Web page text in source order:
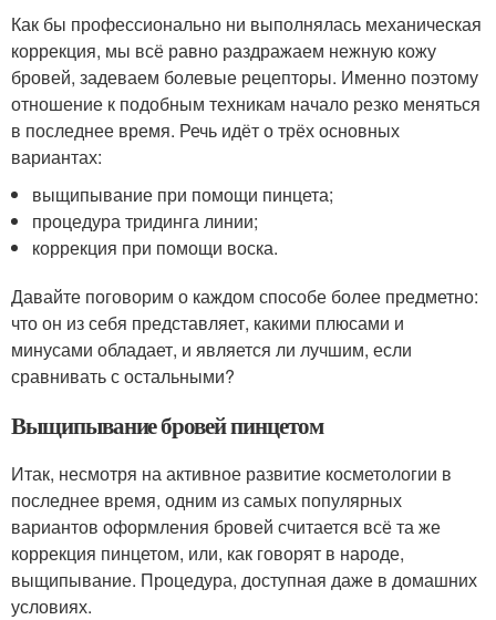
Как бы профессионально ни выполнялась механическая
коррекция, мы всё равно раздражаем нежную кожу
бровей, задеваем болевые рецепторы. Именно поэтому
отношение к подобным техникам начало резко меняться
в последнее время. Речь идёт о трёх основных
вариантах:
выщипывание при помощи пинцета;
процедура тридинга линии;
коррекция при помощи воска.
Давайте поговорим о каждом способе более предметно:
что он из себя представляет, какими плюсами и
минусами обладает, и является ли лучшим, если
сравнивать с остальными?
Выщипывание бровей пинцетом
Итак, несмотря на активное развитие косметологии в
последнее время, одним из самых популярных
вариантов оформления бровей считается всё та же
коррекция пинцетом, или, как говорят в народе,
выщипывание. Процедура, доступная даже в домашних
условиях.